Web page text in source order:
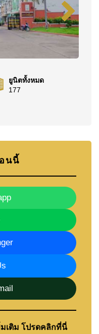
ยูนิตทั้งหมด
177
นนี้
เติม โปรดคลิกที่นี่